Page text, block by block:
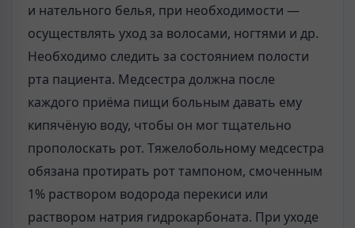
и нательного белья, при необходимости —
осуществлять уход за волосами, ногтями и др.
Необходимо следить за состоянием полости
рта пациента. Медсестра должна после
каждого приёма пищи больным давать ему
кипячёную воду, чтобы он мог тщательно
прополоскать рот. Тяжелобольному медсестра
обязана протирать рот тампоном, смоченным
1% раствором водорода перекиси или
раствором натрия гидрокарбоната. При уходе